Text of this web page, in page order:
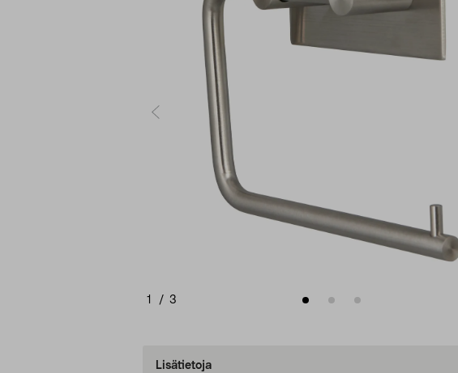
1 / 3
Lisätietoja